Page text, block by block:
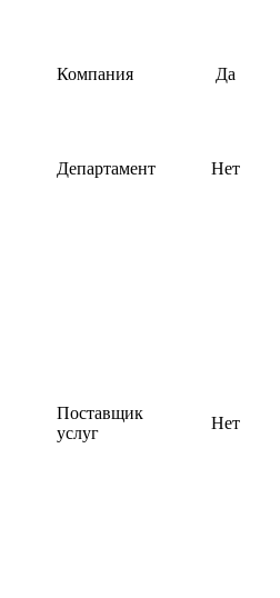
Компания Да
Департамент
Нет
Поставщик
услуг
Нет